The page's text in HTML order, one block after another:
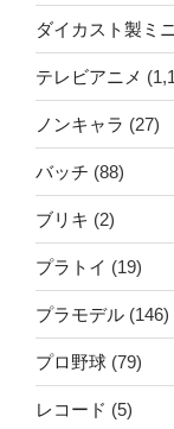
ダイカスト製ミ
テレビアニメ
ノンキャラ (27)
バッチ (88)
ブリキ (2)
プラトイ (19)
プラモデル (146)
プロ野球 (79)
レコード (5)